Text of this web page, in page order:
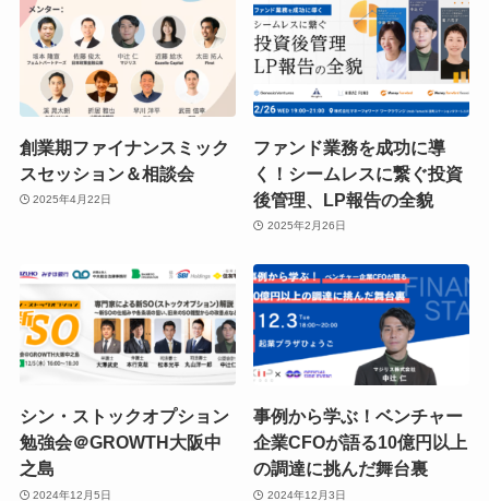
創業期ファイナンスミック
スセッション＆相談会
2025年4月22日
ファンド業務を成功に導
く！シームレスに繋ぐ投資
後管理、LP報告の全貌
2025年2月26日
シン・ストックオプション
勉強会＠GROWTH大阪中
之島
2024年12月5日
事例から学ぶ！ベンチャー
企業CFOが語る10億円以上
の調達に挑んだ舞台裏
2024年12月3日